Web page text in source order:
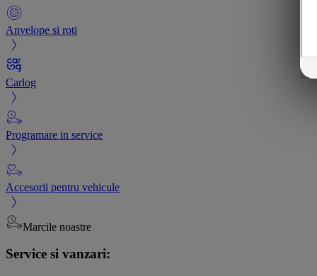
Anvelope si roti
Carlog
Programare in service
Accesorii pentru vehicule
Marcile noastre
Service si vanzari: